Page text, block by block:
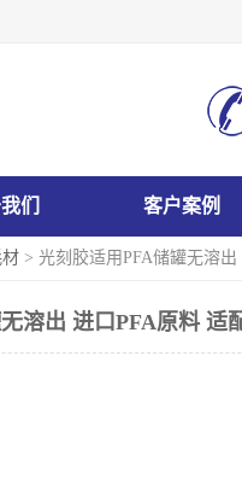
们 客户案例
材 > 光刻胶适用PFA储罐无溶
溶出 进口PFA原料 适